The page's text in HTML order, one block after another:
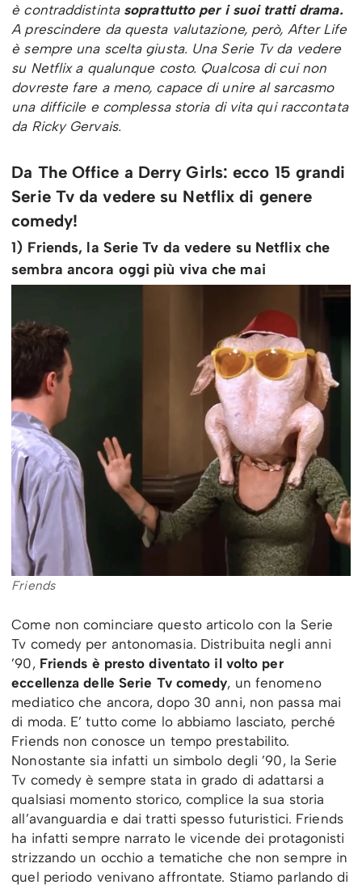
è contraddistinta soprattutto per i suoi tratti drama.
A prescindere da questa valutazione, però, After Life
è sempre una scelta giusta. Una Serie Tv da vedere
su Netflix a qualunque costo. Qualcosa di cui non
dovreste fare a meno, capace di unire al sarcasmo
una difficile e complessa storia di vita qui raccontata
da Ricky Gervais.
Da The Office a Derry Girls: ecco 15 grandi
Serie Tv da vedere su Netflix di genere
comedy!
1) Friends, la Serie Tv da vedere su Netflix che
sembra ancora oggi più viva che mai
Friends
Come non cominciare questo articolo con la Serie
Tv comedy per antonomasia. Distribuita negli anni
’90, Friends è presto diventato il volto per
eccellenza delle Serie Tv comedy, un fenomeno
mediatico che ancora, dopo 30 anni, non passa mai
di moda. E’ tutto come lo abbiamo lasciato, perché
Friends non conosce un tempo prestabilito.
Nonostante sia infatti un simbolo degli ’90, la Serie
Tv comedy è sempre stata in grado di adattarsi a
qualsiasi momento storico, complice la sua storia
all’avanguardia e dai tratti spesso futuristici. Friends
ha infatti sempre narrato le vicende dei protagonisti
strizzando un occhio a tematiche che non sempre in
quel periodo venivano affrontate. Stiamo parlando di